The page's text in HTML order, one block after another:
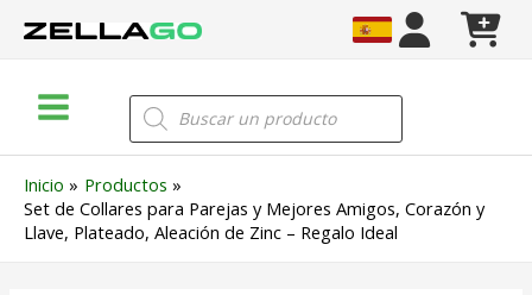
Menu
Búsqueda
de
productos
Inicio
Productos
Set de Collares para Parejas y Mejores Amigos, Corazón y
Llave, Plateado, Aleación de Zinc – Regalo Ideal